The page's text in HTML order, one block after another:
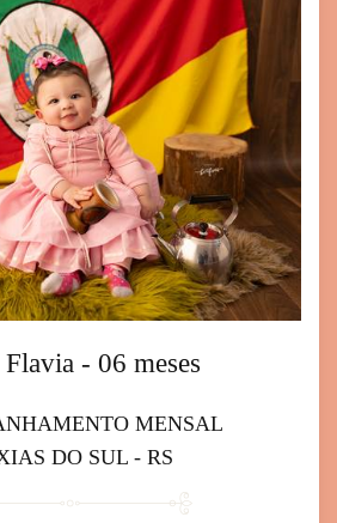
- 06 meses
MENSAL
DO SUL - RS